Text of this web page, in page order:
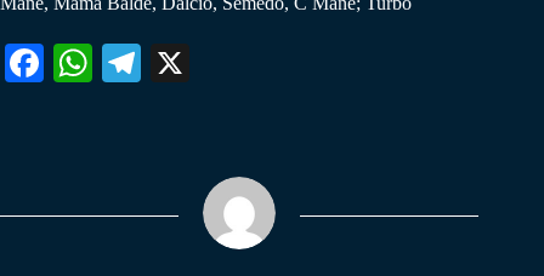
Fa W
pp
Te
m